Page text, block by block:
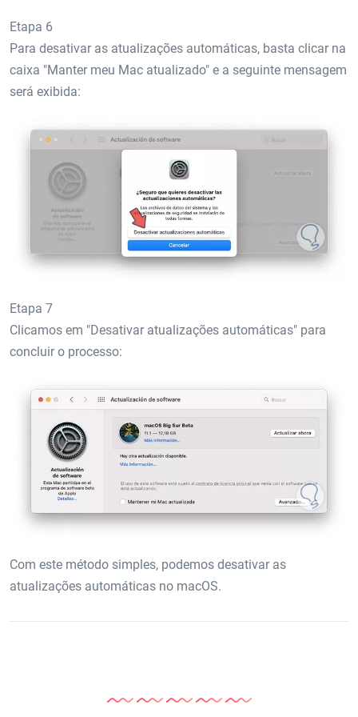
Etapa 6
Para desativar as atualizações automáticas, basta clicar na
caixa "Manter meu Mac atualizado" e a seguinte mensagem
será exibida:
Etapa 7
Clicamos em "Desativar atualizações automáticas" para
concluir o processo:
Com este método simples, podemos desativar as
atualizações automáticas no macOS.